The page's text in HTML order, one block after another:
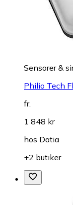
Sensorer &
Philio Tech
fr.
1 848 kr
hos Datia
+2 butiker